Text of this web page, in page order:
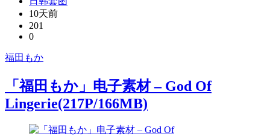
10天前
201
0
福田もか
「福田もか」电子素材 – God Of
Lingerie(217P/166MB)